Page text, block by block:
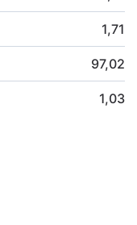
1,71
97,02
1,03